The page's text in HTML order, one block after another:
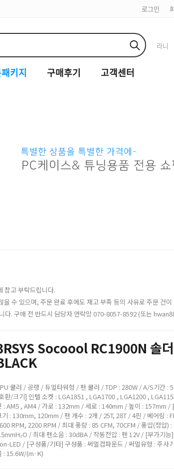
로그인
라니
키지 구매후기 고객센터
참고 부탁드립니다.
수 있으며, 주문 완료 후에도 재고 부족 등의 사유로 주문 건
다. 구매 전 반드시 담당자 연락망 070-8057-8592 (또는
Socoool RC1900N 솔
쿨러 / 공랭 / 듀얼타워형 / 팬 쿨러 / TDP : 280W / A/S기간 :
환/크기] 인텔 소켓 : LGA1851 , LGA1700 , LGA1200 ,
: AM5 , AM4 / 가로 : 132mm / 세로 : 140mm / 높이 : 157mm /
기 : 130mm, 120mm / 팬 개수 : 2개 / 25T, 28T / 4핀 / 베어링 :
RPM, 2200 RPM / 최대 풍량 : 85 CFM, 70CFM / 풍압(정압)
/ 최대 팬소음 : 30dBA / 작동전압 : 팬 12V / [부가기능
LED / [구성품/기타] 구성품 : 써멀컴파운드 / 써멀유형 : 주사
: 15.6W/(m·K)